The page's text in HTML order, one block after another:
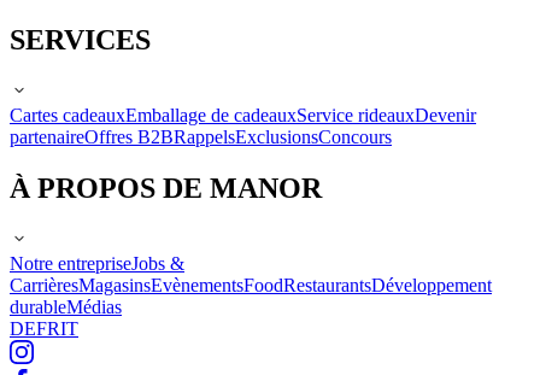
SERVICES
Cartes cadeauxEmballage de cadeauxService rideauxDevenir
partenaireOffres B2BRappelsExclusionsConcours
À PROPOS DE MANOR
Notre entrepriseJobs &
CarrièresMagasinsEvènementsFoodRestaurantsDéveloppement
durableMédias
DEFRIT